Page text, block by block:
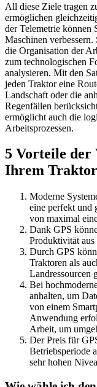
All diese Ziele tragen
ermöglichen
der Telemetrie können
Maschinen
die Organisation der
zum technologischen
analysieren. Mit den
jeden Traktor eine
Landschaft oder die
Regenfällen
ermöglicht auch die
Arbeitsprozessen.
5 Vorteile der
Ihrem Traktor
Moderne
eine perfekt und
von maximal
Dank GPS
Produktivität aus
Durch GPS
Traktoren als
Landressourcen
Bei
anhalten, um
von einem
Anwendung
Arbeit, um
Der Preis für
Betriebsperiode
sehr hohen